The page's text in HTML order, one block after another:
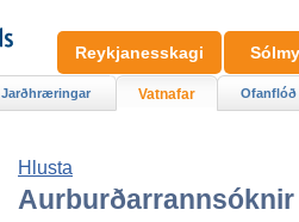
Hlusta
Aurburðarrannsóknir
Jarðhræringar Vatnafar Ofanflóð
Reykjanesskagi